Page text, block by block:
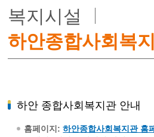
복지시설
하안종합사회복
하안 종합사회복지관 안내
홈페이지 :하안종합사회복지관 홈